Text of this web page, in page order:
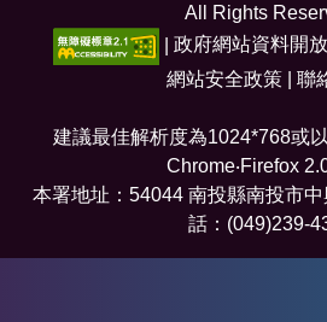
All Rights
| 政府網站資料開
網站安全政策
聯
建議最佳解析度為1024*768或
Chrome‧Firefox
本署地址：54044 南投縣南投市
話：(049)239-